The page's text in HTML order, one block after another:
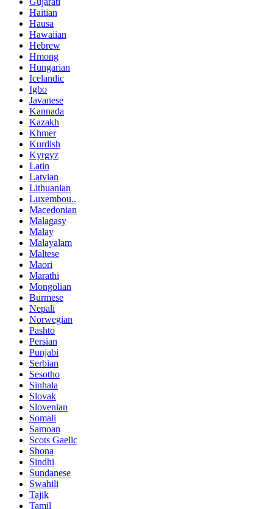
Haitian
Hausa
Hawaiian
Hebrew
Hmong
Hungarian
Icelandic
Igbo
Javanese
Kannada
Kazakh
Khmer
Kurdish
Kyrgyz
Latin
Latvian
Lithuanian
Luxembou..
Macedonian
Malagasy
Malay
Malayalam
Maltese
Maori
Marathi
Mongolian
Burmese
Nepali
Norwegian
Pashto
Persian
Punjabi
Serbian
Sesotho
Sinhala
Slovak
Slovenian
Somali
Samoan
Scots Gaelic
Shona
Sindhi
Sundanese
Swahili
Tajik
Tamil